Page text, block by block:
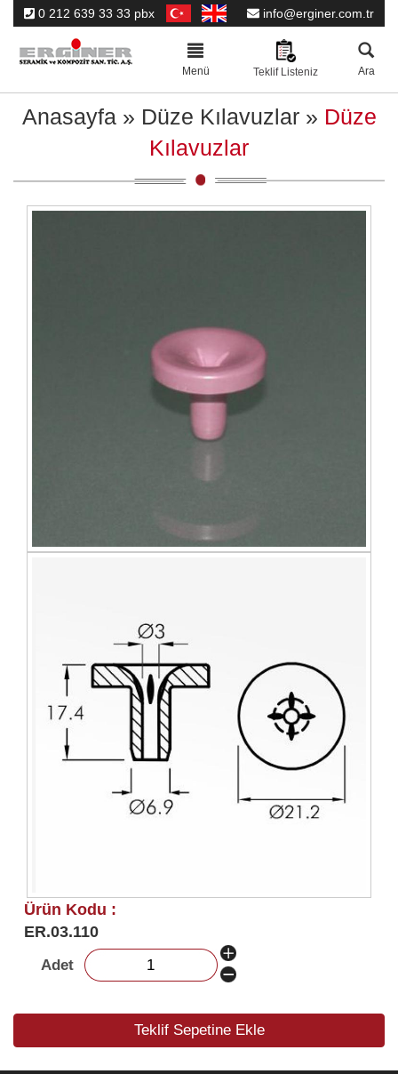
0 212 639 33 33 pbx info@erginer.com.tr
Toggle
navigation
Menü Teklif Listeniz Ara
Anasayfa» Düze Kılavuzlar» Düze
Kılavuzlar
Ürün Kodu :
ER.03.110
Adet
Teklif Sepetine Ekle